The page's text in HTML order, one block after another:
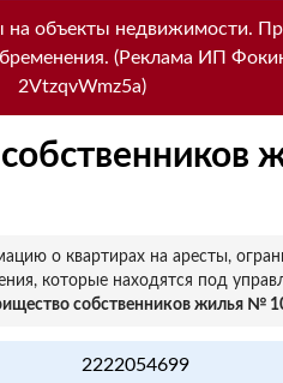
на объекты недвижимости.
(Реклама ИП
2VtzqvWmz5a)
о квартирах на аресты,
которые находятся под
собственников жилья №
2222054699